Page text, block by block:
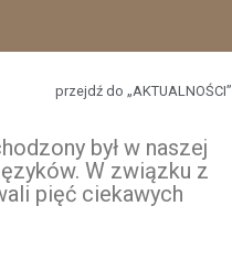
przejdź do „AKTUALNOŚCI”
był w naszej
W związku z
pięć ciekawych